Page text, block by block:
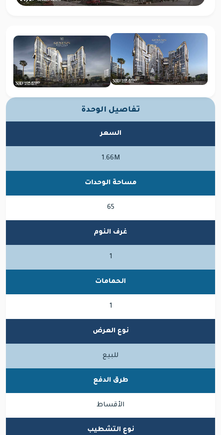
تفاصيل الوحدة
السعر
1.66M
مساحة الوحدات
65
غرف النوم
1
الحمامات
1
نوع العرض
للبيع
طرق الدفع
الأقساط
نوع التشطيب